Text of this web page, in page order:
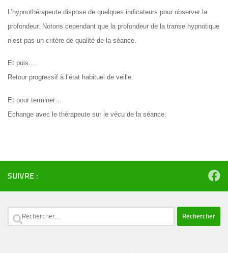
L’hypnothérapeute dispose de quelques indicateurs pour observer la
profondeur. Notons cependant que la profondeur de la transe hypnotique
n’est pas un critère de qualité de la séance.
Et puis…
Retour progressif à l’état habituel de veille.
Et pour terminer…
Echange avec le thérapeute sur le vécu de la séance.
SUIVRE :
Rechercher :